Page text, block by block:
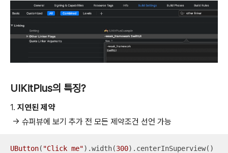
UIKitPlus의 특징?
1. 지연된 제약
-> 슈퍼뷰에 보기 추가 전 모든 제약조건 선언 가능
UButton( "Click me").width(300).centerInSuperview()​